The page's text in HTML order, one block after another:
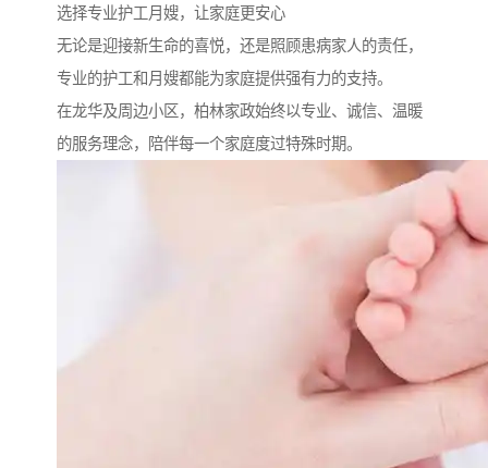
选择专业护工月嫂，让家庭更安心
无论是迎接新生命的喜悦，还是照顾患病家人的责任，
专业的护工和月嫂都能为家庭提供强有力的支持。
在龙华及周边小区，柏林家政始终以专业、诚信、温暖
的服务理念，陪伴每一个家庭度过特殊时期。